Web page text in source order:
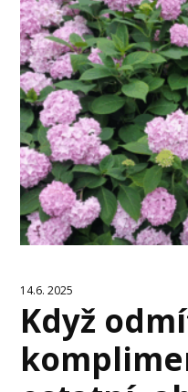
14.6. 2025
Když